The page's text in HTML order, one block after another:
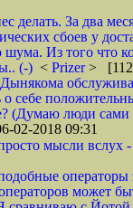
делать. За два
сбоев у
шума. Из того что
(-) < Prizer>
о себе
(Думаю люди сами
2018 09:31
мысли вслух
может